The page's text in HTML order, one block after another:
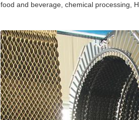
food and beverage, chemical processing,